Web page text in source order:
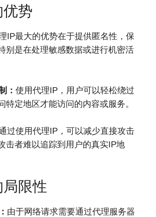
势
IP最大的优势在于提供匿名性，保
别是在处理敏感数据或进行机密活
： 使用代理IP，用户可以轻松绕过
特定地区才能访问的内容或服务。
过使用代理IP，可以减少直接攻击
击者难以追踪到用户的真实IP地
限性
由于网络请求需要通过代理服务器